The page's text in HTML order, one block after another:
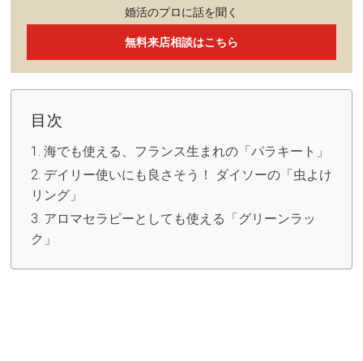
婚活のプロに話を聞く
無料来店相談はこちら
目次
海でも使える、フランス生まれの「パラキート」
デイリー使いにも良さそう！ ダイソーの「虫よけ
リング」
アロマセラピーとしても使える「グリーンラッ
ク」